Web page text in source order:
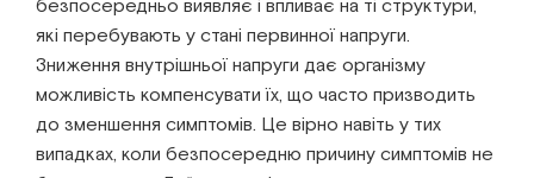
безпосередньо виявляє і впливає на ті структури,
які перебувають у стані первинної напруги.
Зниження внутрішньої напруги дає організму
можливість компенсувати їх, що часто призводить
до зменшення симптомів. Це вірно навіть у тих
випадках, коли безпосередню причину симптомів не